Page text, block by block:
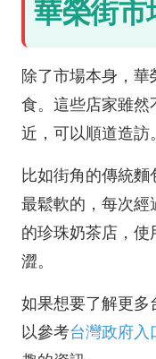
華榮街市
除了市場本身，
食。這些店家雖然
近，可以順道造訪。
比如街角的傳統
最鬆軟的，每次經
的珍珠奶茶店，
澀。
如果想要了解更多
以參考台灣政府入